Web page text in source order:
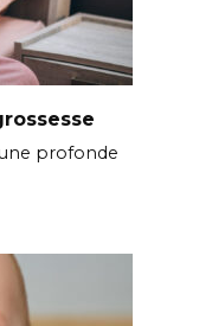
profonde